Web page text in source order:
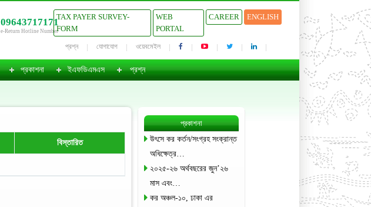
09643717171
e-Return Hotline Number
TAX PAYER SURVEY-
FORM
WEB
PORTAL
CAREER ENGLISH
প্রশ্ন যোগাযোগ ওয়েবমেইল
প্রকাশনা ইএফডিএমএস প্রশ্ন
বিস্তারিত
প্রকাশনা
উৎসে কর কর্তন/সংগ্রহ সংক্রান্ত
অধিক্ষেত্র…
২০২৫-২৬ অর্থবছরের জুন’২৬
মাস এবং…
কর অঞ্চল-১০, ঢাকা এর